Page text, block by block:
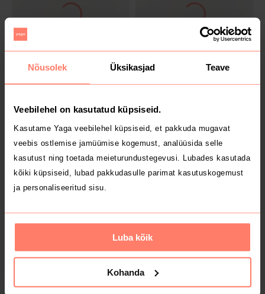
Nõusolek Üksikasjad Teave
Veebilehel on kasutatud küpsiseid.
Kasutame Yaga veebilehel küpsiseid, et pakkuda mugavat
veebis ostlemise jamüümise kogemust, analüüsida selle
kasutust ning toetada meieturundustegevusi. Lubades kasutada
kõiki küpsiseid, lubad pakkudasulle parimat kasutuskogemust
ja personaliseeritud sisu.
Luba kõik
Kohanda
MÜÜDUD
4 €
MÜÜDUD
MÜÜDUD MÜÜDUD
Magrada